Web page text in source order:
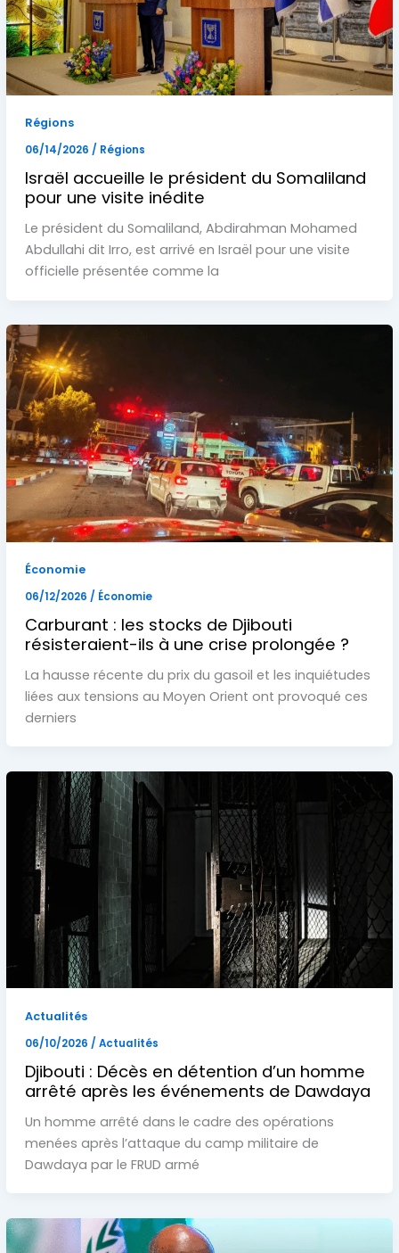
Régions
06/14/2026 / Régions
Israël accueille le président du Somaliland
pour une visite inédite
Le président du Somaliland, Abdirahman Mohamed
Abdullahi dit Irro, est arrivé en Israël pour une visite
officielle présentée comme la
Économie
06/12/2026 / Économie
Carburant : les stocks de Djibouti
résisteraient-ils à une crise prolongée ?
La hausse récente du prix du gasoil et les inquiétudes
liées aux tensions au Moyen Orient ont provoqué ces
derniers
Actualités
06/10/2026 / Actualités
Djibouti : Décès en détention d’un homme
arrêté après les événements de Dawdaya
Un homme arrêté dans le cadre des opérations
menées après l’attaque du camp militaire de
Dawdaya par le FRUD armé